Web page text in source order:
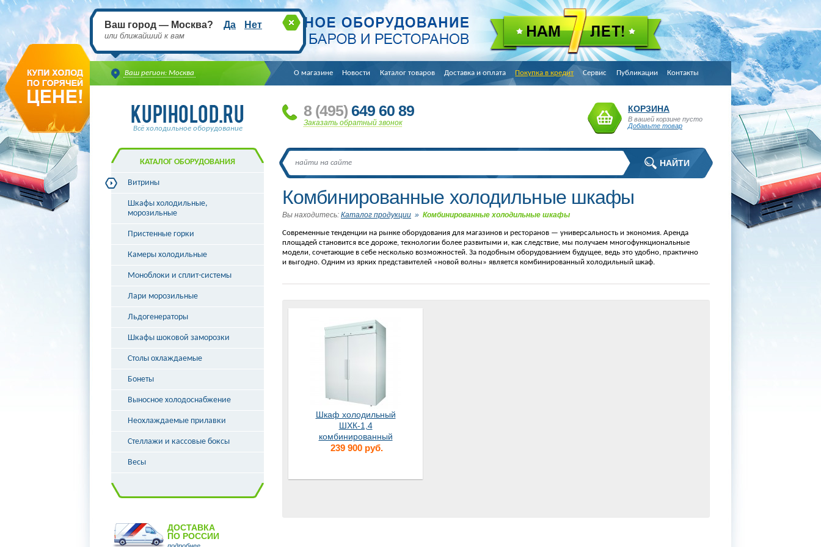
Ваш регион: Москва
Ваш город — Москва? Да Нет
или ближайший к вам
О магазине Новости Каталог товаров Доставка и оплата Покупка в кредит Сервис Публикации Контакты
Всё холодильное оборудование
8 (495) 649 60 89
Заказать обратный звонок
КОРЗИНА
В вашей корзине пусто
Добавьте товар
Комбинированные холодильные шкафы
Вы находитесь: Каталог продукции » Комбинированные холодильные шкафы
Современные тенденции на рынке оборудования для магазинов и ресторанов — универсальность и экономия. Аренда
площадей становится все дороже, технологии более развитыми и, как следствие, мы получаем многофункциональные
модели, сочетающие в себе несколько возможностей. За подобным оборудованием будущее, ведь это удобно, практично
и выгодно. Одним из ярких представителей «новой волны» является комбинированный холодильный шкаф.
Шкаф холодильный
ШХК-1,4
комбинированный
(СС-214 S)
239 900 руб.
КАТАЛОГ ОБОРУДОВАНИЯ
Витрины
Витрины холодильные
Витрины морозильные
Витрины кондитерские
Витрины угловые
Витрины «рыба на льду»
Шкафы холодильные,
морозильные
Пристенные горки
Камеры холодильные
Моноблоки и сплит-системы
Лари морозильные
Льдогенераторы
Шкафы шоковой заморозки
Столы охлаждаемые
Бонеты
Выносное холодоснабжение
Неохлаждаемые прилавки
Стеллажи и кассовые боксы
Весы
ДОСТАВКА
ПО РОССИИ